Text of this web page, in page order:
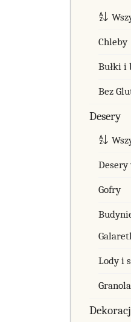
Chleby
Bułki i
Bez
Desery
Desery
Gofry
Lody i